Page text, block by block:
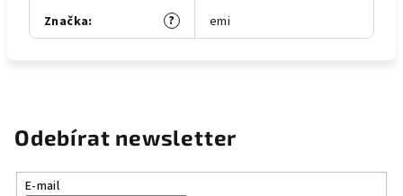
?
Značka: emi
Odebírat newsletter
E-mail